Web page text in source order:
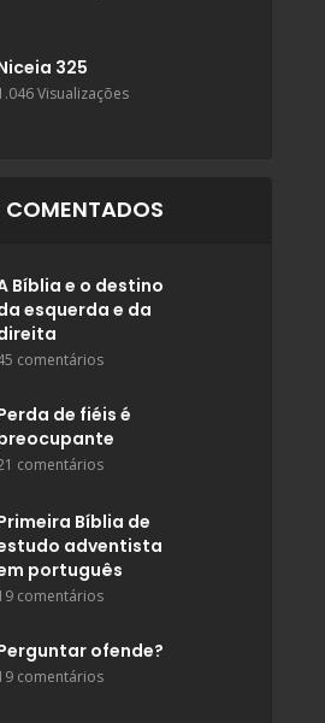
325
Visualizações
COMENTADOS
Bíblia e o destino
esquerda e da
comentários
de fiéis é
comentários
Bíblia de
adventista
português
comentários
ofende?
comentários